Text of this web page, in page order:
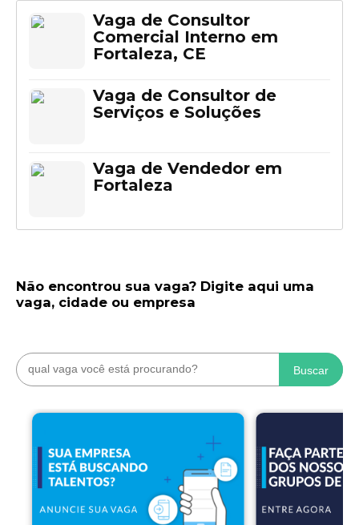
Vaga de Consultor
Comercial Interno em
Fortaleza, CE
Vaga de Consultor de
Serviços e Soluções
Vaga de Vendedor em
Fortaleza
Não encontrou sua vaga? Digite aqui uma
vaga, cidade ou empresa
Buscar